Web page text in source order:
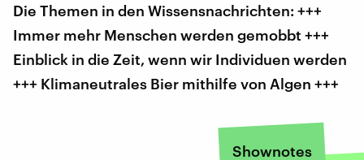
Die Themen in den Wissensnachrichten: +++
Immer mehr Menschen werden gemobbt +++
Einblick in die Zeit, wenn wir Individuen werden
+++ Klimaneutrales Bier mithilfe von Algen +++
Shownotes